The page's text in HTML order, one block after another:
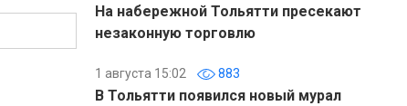
На набережной Тольятти пресекают
незаконную торговлю
1 августа 15:02 883
В Тольятти появился новый мурал